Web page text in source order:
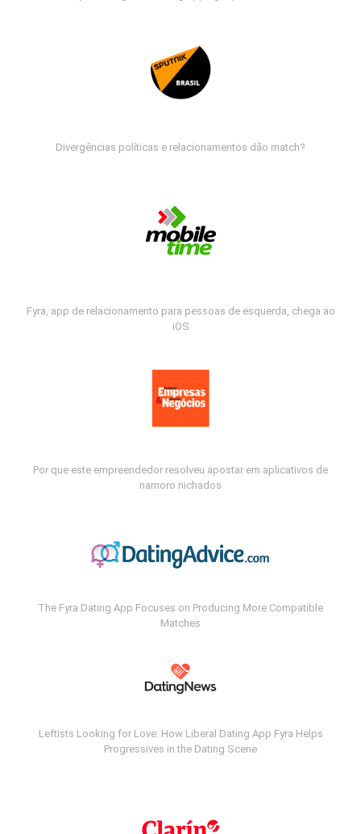
Divergências políticas e relacionamentos dão match?
Fyra, app de relacionamento para pessoas de esquerda, chega ao
iOS
Por que este empreendedor resolveu apostar em aplicativos de
namoro nichados
The Fyra Dating App Focuses on Producing More Compatible
Matches
Leftists Looking for Love: How Liberal Dating App Fyra Helps
Progressives in the Dating Scene